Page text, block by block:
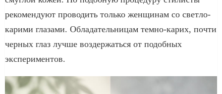
рекомендуют проводить только женщинам со светло-
карими глазами. Обладательницам темно-карих, почти
черных глаз лучше воздержаться от подобных
экспериментов.